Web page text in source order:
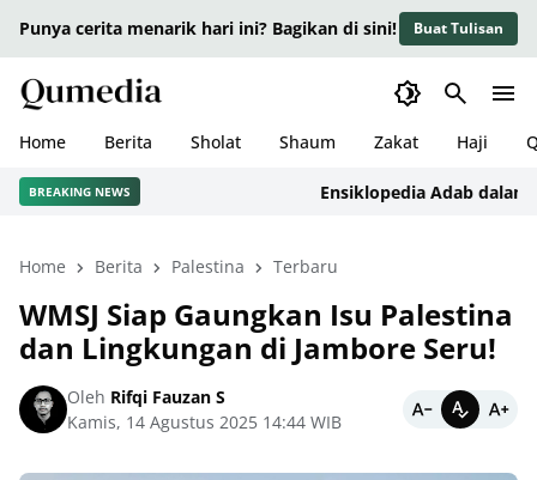
Punya cerita menarik hari ini? Bagikan di sini! Buat Tulisan
Home Berita Sholat Shaum Zakat Haji
BREAKING NEWS Ensiklopedia Adab dalam
Home Berita Palestina Terbaru
WMSJ Siap Gaungkan Isu Palestina
dan Lingkungan di Jambore Seru!
Oleh Rifqi Fauzan S
Kamis, 14 Agustus 2025 14:44 WIB